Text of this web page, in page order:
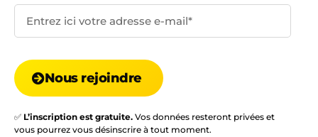
Nous rejoindre
✅ L’inscription est gratuite. Vos données resteront privées et
vous pourrez vous désinscrire à tout moment.